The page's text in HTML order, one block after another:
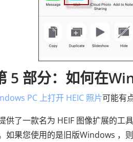
5 部分：如何在
PC 上打开 HEIC 照片可能有
供了一款名为 HEIF 图像扩展的工
如果您使用的是旧版Windows ，